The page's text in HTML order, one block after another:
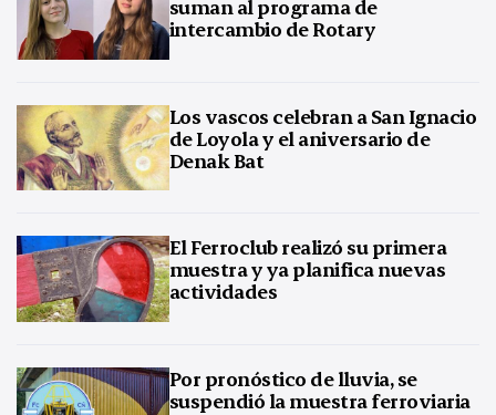
suman al programa de
intercambio de Rotary
Los vascos celebran a San Ignacio
de Loyola y el aniversario de
Denak Bat
El Ferroclub realizó su primera
muestra y ya planifica nuevas
actividades
Por pronóstico de lluvia, se
suspendió la muestra ferroviaria